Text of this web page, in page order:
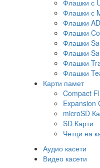
Флашки с
Флашки с
Флашки
Флашки
Флашки
Флашки
Флашки
Флашки
Карти памет
Compact
Expansion
microSD
SD Карти
Четци на
Аудио касети
Видео касети